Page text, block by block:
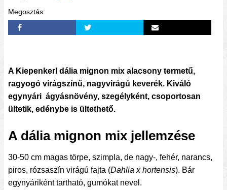
Megosztás:
A Kiepenkerl dália mignon mix alacsony termetű,
ragyogó virágszínű, nagyvirágú keverék. Kiváló
egynyári ágyásnövény, szegélyként, csoportosan
ültetik, edénybe is ültethető.
A dália mignon mix jellemzése
30-50 cm magas törpe, szimpla, de nagy-, fehér, narancs,
piros, rózsaszín virágú fajta (Dahlia x hortensis). Bár
egynyáriként tartható, gumókat nevel.